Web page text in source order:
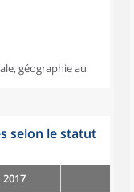
géographie au
selon le statut
2017